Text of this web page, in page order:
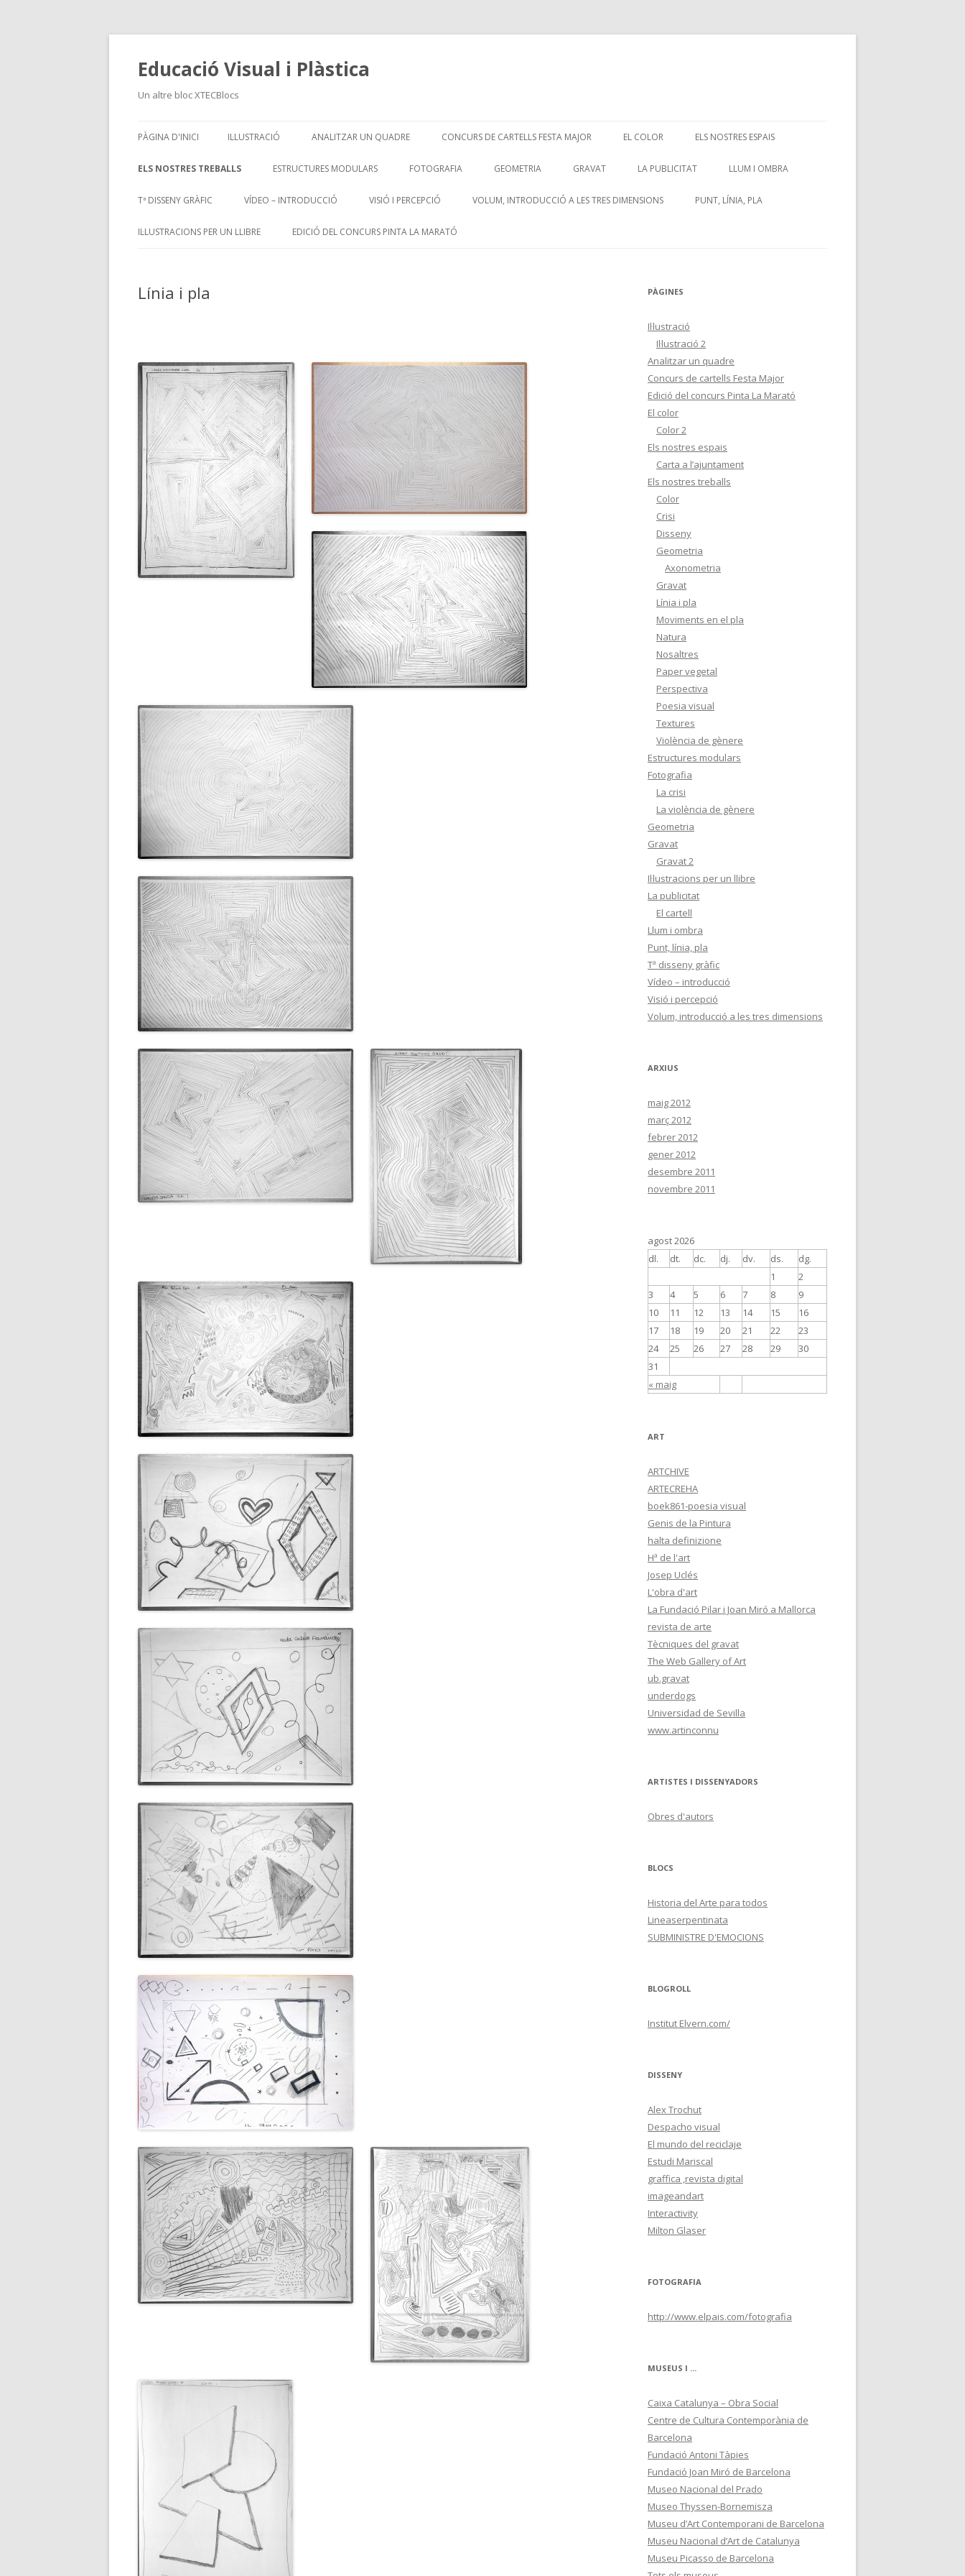
Educació Visual i Plàstica
Un altre bloc XTECBlocs
to
PÀGINA D'INICI IL·LUSTRACIÓ
IL·LUSTRACIÓ 2
ANALITZAR UN QUADRE CONCURS DE CARTELLS FESTA MAJOR EL COLOR
COLOR 2
ELS NOSTRES ESPAIS
CARTA A L’AJUNTAMENT
ELS NOSTRES TREBALLS
COLOR
CRISI
GEOMETRIA
MOVIMENTS EN EL PLA
NATURA
NOSALTRES
PAPER VEGETAL
PERSPECTIVA
POESIA VISUAL
TEXTURES
VIOLÈNCIA DE GÈNERE
ESTRUCTURES MODULARS FOTOGRAFIA
LA VIOLÈNCIA DE GÈNERE
LA CRISI
GEOMETRIA GRAVAT
GRAVAT 2
LA PUBLICITAT
EL CARTELL
LLUM I OMBRA
Tª DISSENY GRÀFIC VÍDEO – INTRODUCCIÓ VISIÓ I PERCEPCIÓ VOLUM, INTRODUCCIÓ A LES TRES DIMENSIONS PUNT, LÍNIA, PLA
IL·LUSTRACIONS PER UN LLIBRE EDICIÓ DEL CONCURS PINTA LA MARATÓ
Línia i pla PÀGINES
Il·lustració
Il·lustració 2
Analitzar un quadre
Concurs de cartells Festa Major
Edició del concurs Pinta La Marató
El color
Color 2
Els nostres espais
Carta a l’ajuntament
Els nostres treballs
Color
Crisi
Disseny
Geometria
Axonometria
Gravat
Línia i pla
Moviments en el pla
Natura
Nosaltres
Paper vegetal
Perspectiva
Poesia visual
Textures
Violència de gènere
Estructures modulars
Fotografia
La crisi
La violència de gènere
Geometria
Gravat
Gravat 2
Il·lustracions per un llibre
La publicitat
El cartell
Llum i ombra
Punt, línia, pla
Tª disseny gràfic
Vídeo – introducció
Visió i percepció
Volum, introducció a les tres dimensions
ARXIUS
maig 2012
març 2012
febrer 2012
gener 2012
desembre 2011
novembre 2011
agost 2026
dl.
dt. dc. dj. dv. ds. dg.
« maig
1
2
3
4 5 6 7 8
9
10
11 12 13 14 15
16
17
18 19 20 21 22
23
24
25 26 27 28 29
30
31
ART
ARTCHIVE
ARTECREHA
boek861-poesia visual
Genis de la Pintura
halta definizione
Hª de l'art
Josep Uclés
L'obra d'art
La Fundació Pilar i Joan Miró a Mallorca
revista de arte
Tècniques del gravat
The Web Gallery of Art
ub.gravat
underdogs
Universidad de Sevilla
www.artinconnu
ARTISTES I DISSENYADORS
Obres d'autors
BLOCS
Historia del Arte para todos
Lineaserpentinata
SUBMINISTRE D'EMOCIONS
BLOGROLL
Institut Elvern.com/
DISSENY
Alex Trochut
Despacho visual
El mundo del reciclaje
Estudi Mariscal
graffica ,revista digital
imageandart
Interactivity
Milton Glaser
FOTOGRAFIA
http://www.elpais.com/fotografia
MUSEUS I ...
Caixa Catalunya – Obra Social
Centre de Cultura Contemporània de
Barcelona
Fundació Antoni Tàpies
Fundació Joan Miró de Barcelona
Museo Nacional del Prado
Museo Thyssen-Bornemisza
Museu d’Art Contemporani de Barcelona
Museu Nacional d’Art de Catalunya
Museu Picasso de Barcelona